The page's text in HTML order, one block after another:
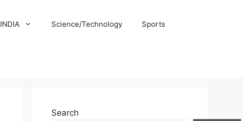
INDIA Science/Technology Sports
Search